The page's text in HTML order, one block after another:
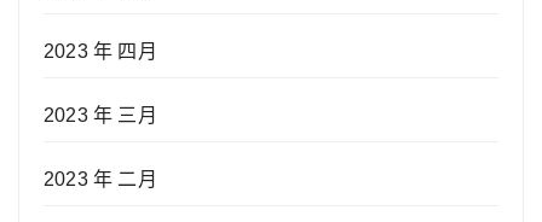
2023 年 四月
2023 年 三月
2023 年 二月